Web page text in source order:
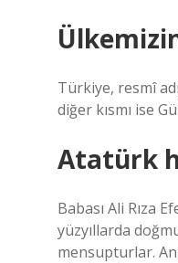
Türkiye, resmî
diğer kısmı ise
Atatürk
Babası Ali Rıza
yüzyıllarda
mensupturlar.